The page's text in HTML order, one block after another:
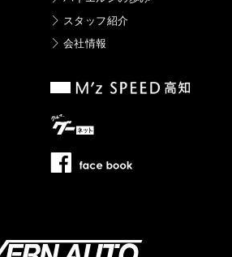
スタッフ紹介
会社情報